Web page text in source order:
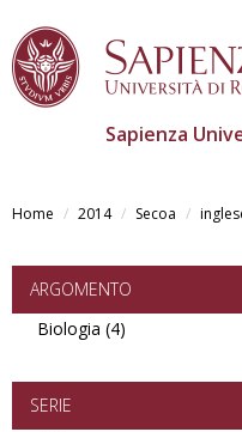
main
Sapienza
Home 2014 Secoa
ARGOMENTO
Biologia (4)
filter
SERIE